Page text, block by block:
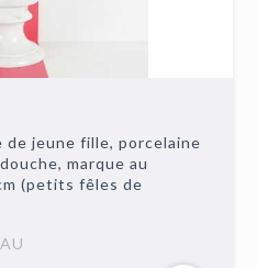
de jeune fille, porcelaine
marque au
(petits fêles de